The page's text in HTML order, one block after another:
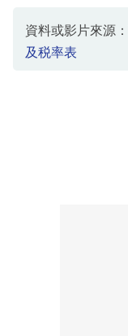
資料或影片來源：
及税率表